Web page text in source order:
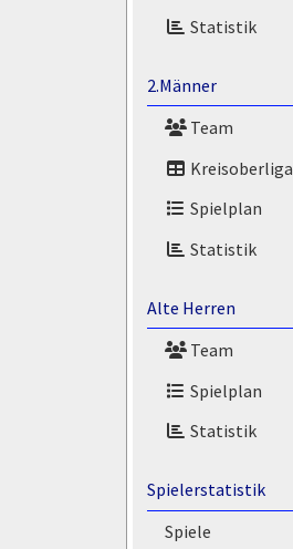
Statistik
2.Männer
Team
Kreisoberliga
Spielplan
Statistik
Alte Herren
Team
Spielplan
Statistik
Spielerstatistik
Spiele